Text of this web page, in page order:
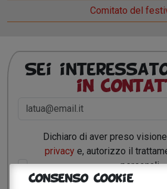
Comitato del
Sei
in
Dichiaro di aver preso
privacy e, autorizzo il
personali.
Consenso Cookie